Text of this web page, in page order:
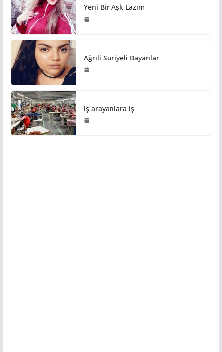
Yeni Bir Aşk Lazım
Ağrıli Suriyeli Bayanlar
iş arayanlara iş